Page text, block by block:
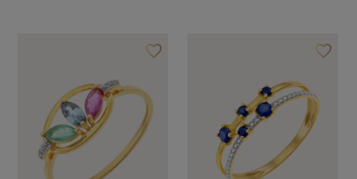
favorite_borderAjouter à vos favoris favorite_borderAjouter